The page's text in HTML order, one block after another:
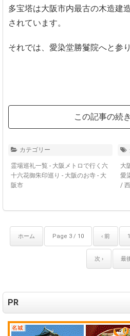
多宝塔は大阪市内最古の木造建
されています。
それでは、愛染堂勝鬘院へと参
この記事の続
カテゴリー
霊場巡礼一覧 - 大阪メトロで行く六
十六花御朱印巡り - 大阪のお寺 - 大
阪市
大
愛
/
ホーム Page 3 / 10 ‹ 前 1
次 › 最
PR